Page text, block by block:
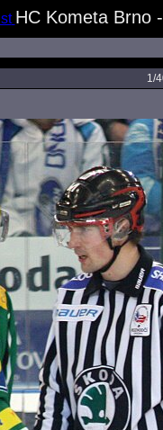
HC Kometa Brno
1/